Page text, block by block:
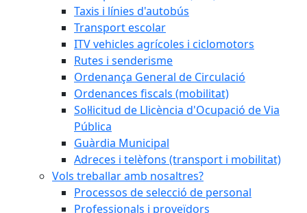
Taxis i línies d'autobús
Transport escolar
ITV vehicles agrícoles i ciclomotors
Rutes i senderisme
Ordenança General de Circulació
Ordenances fiscals (mobilitat)
Sol·licitud de Llicència d'Ocupació de Via
Pública
Guàrdia Municipal
Adreces i telèfons (transport i mobilitat)
Vols treballar amb nosaltres?
Processos de selecció de personal
Professionals i proveïdors